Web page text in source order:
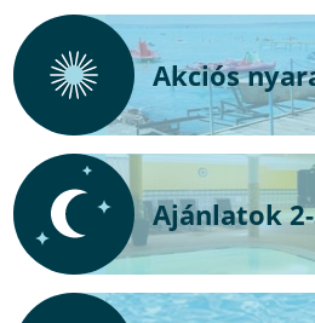
Akciós
Ajánlatok